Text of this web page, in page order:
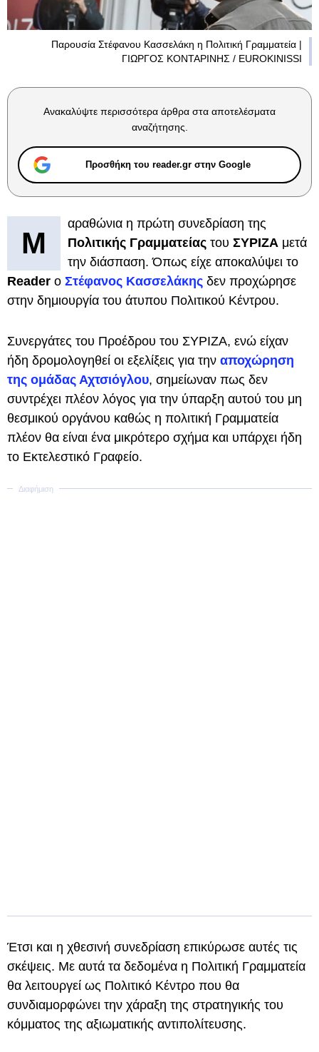
Παρουσία Στέφανου Κασσελάκη η Πολιτική Γραμματεία |
ΓΙΩΡΓΟΣ ΚΟΝΤΑΡΙΝΗΣ / EUROKINISSI
Ανακαλύψτε περισσότερα άρθρα στα αποτελέσματα
αναζήτησης.
Προσθήκη του reader.gr στην Google
Μ
αραθώνια η πρώτη συνεδρίαση της
Πολιτικής Γραμματείας του ΣΥΡΙΖΑ μετά
την διάσπαση. Όπως είχε αποκαλύψει το
Reader ο Στέφανος Κασσελάκης δεν προχώρησε
στην δημιουργία του άτυπου Πολιτικού Κέντρου.
Συνεργάτες του Προέδρου του ΣΥΡΙΖΑ, ενώ είχαν
ήδη δρομολογηθεί οι εξελίξεις για την αποχώρηση
της ομάδας Αχτσιόγλου, σημείωναν πως δεν
συντρέχει πλέον λόγος για την ύπαρξη αυτού του μη
θεσμικού οργάνου καθώς η πολιτική Γραμματεία
πλέον θα είναι ένα μικρότερο σχήμα και υπάρχει ήδη
το Εκτελεστικό Γραφείο.
Έτσι και η χθεσινή συνεδρίαση επικύρωσε αυτές τις
σκέψεις. Με αυτά τα δεδομένα η Πολιτική Γραμματεία
θα λειτουργεί ως Πολιτικό Κέντρο που θα
συνδιαμορφώνει την χάραξη της στρατηγικής του
κόμματος της αξιωματικής αντιπολίτευσης.